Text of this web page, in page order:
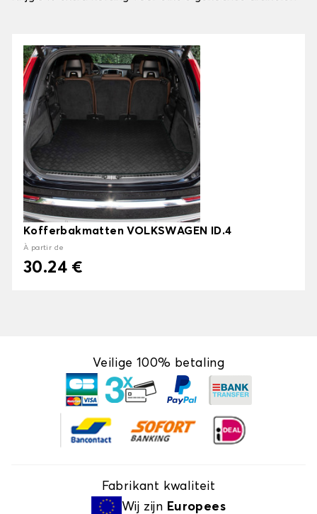
Kofferbakmatten VOLKSWAGEN ID.4
À partir de
30.24 €
Veilige 100% betaling
Fabrikant kwaliteit
Wij zijn Europees